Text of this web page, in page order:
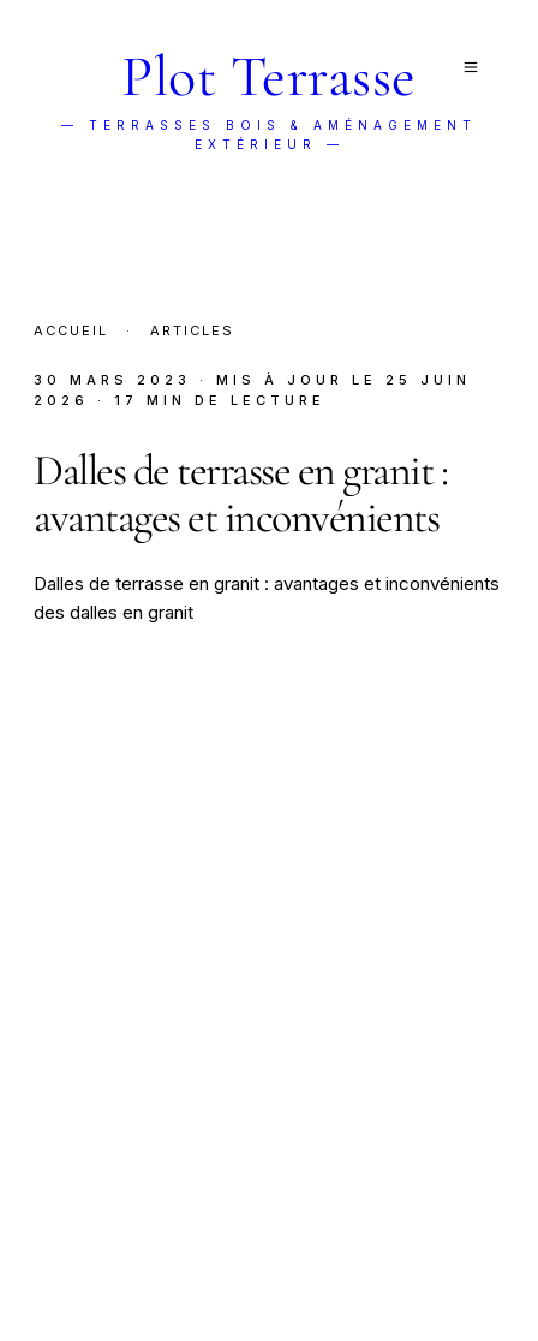
Plot Terrasse
— TERRASSES BOIS & AMÉNAGEMENT
EXTÉRIEUR —
ACCUEIL · ARTICLES
30 MARS 2023 · MIS À JOUR LE 25 JUIN
2026
· 17 MIN DE LECTURE
Dalles de terrasse en granit :
avantages et inconvénients
Dalles de terrasse en granit : avantages et inconvénients
des dalles en granit